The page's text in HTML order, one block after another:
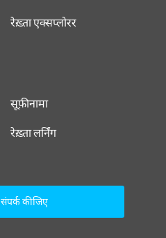
रेख़्ता एक्सप्लोरर
सूफ़ीनामा
रेख़्ता लर्निंग
संपर्क कीजिए